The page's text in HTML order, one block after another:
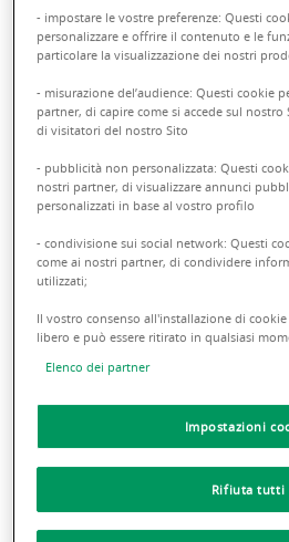
Scopri gli
- impostare le vostre preferenze: Questi
personalizzare e offrire il contenuto e le
particolare la visualizzazione dei nostri
- misurazione del’audience: Questi cookie
partner, di capire come si accede sul
di visitatori del nostro Sito
- pubblicità non personalizzata: Questi
nostri partner, di visualizzare annunci
personalizzati in base al vostro profilo
- condivisione sui social network: Questi
come ai nostri partner, di condividere
utilizzati;
Il vostro consenso all'installazione di
libero e può essere ritirato in qualsiasi
Elenco dei partner
Impostazioni
Rifiuta tutti